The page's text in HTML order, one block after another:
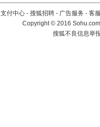
支付中心 - 搜狐招聘 - 广告服务 - 客
Copyright©2016
搜狐不良信息举